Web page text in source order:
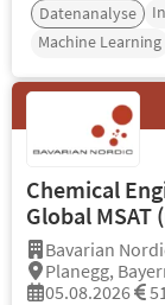
Datenanalyse
Machine Learning
Chemical
Global MSAT
Bavarian
Planegg,
05.08.2026